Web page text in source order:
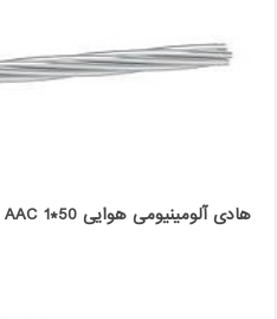
هادی آلومینیومی هوایی 50*1 AAC و AAAC صادرات ماهان کابل